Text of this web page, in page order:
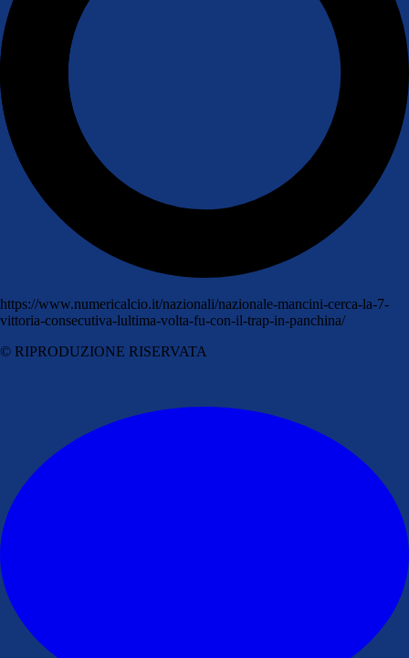
https://www.numericalcio.it/nazionali/nazionale-mancini-cerca-la-7-
vittoria-consecutiva-lultima-volta-fu-con-il-trap-in-panchina/
© RIPRODUZIONE RISERVATA